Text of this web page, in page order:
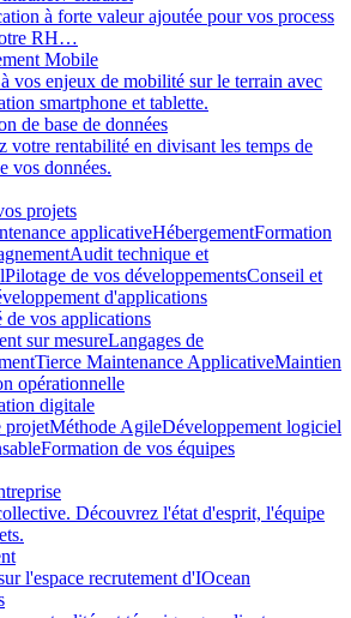
à forte valeur ajoutée pour vos process
RH…
Mobile
vos enjeux de mobilité sur le terrain avec
smartphone et tablette.
de base de données
votre rentabilité en divisant les temps de
vos données.
projets
applicativeHébergementFormation
Audit technique et
Pilotage de vos développementsConseil et
d'applications
de vos applications
sur mesureLangages de
Tierce Maintenance ApplicativeMaintien
opérationnelle
digitale
projetMéthode AgileDéveloppement logiciel
Formation de vos équipes
Découvrez l'état d'esprit, l'équipe
l'espace recrutement d'IOcean